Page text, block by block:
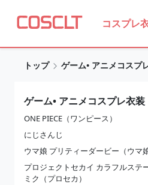
コスプレ
トップ ゲーム• アニメコスプ
ゲーム• アニメコスプレ衣装
ONE PIECE（ワンピース）
にじさんじ
ウマ娘 プリティーダービー（ウマ娘
プロジェクトセカイ カラフルステ
ミク（プロセカ）